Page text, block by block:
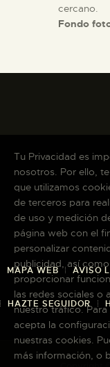
cercano.
Fondo
MAPA WEB AVISO
HAZTE SEGUIDOR
Tu Privacidad es
nosotros. Por ello,
que utilizamos
de terceros para
de uso y medición
página web con el
personalizar
publicidad, así como
proporcionar
las redes sociales o
nuestro tráfico.
acepta la
nuestras cookies.
más información, o